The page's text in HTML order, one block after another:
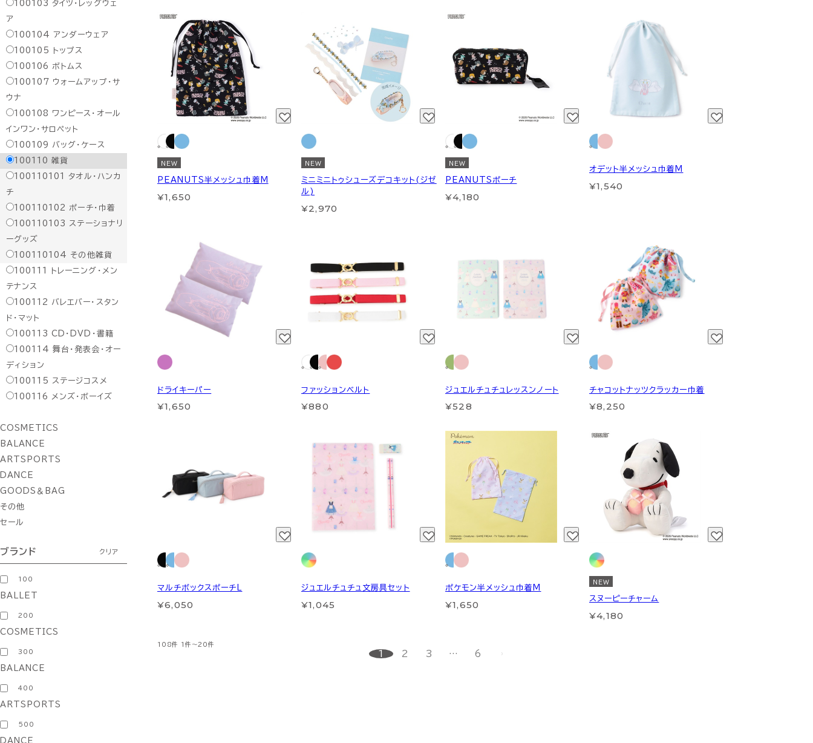
100103 タイツ・レッグウェ
ア
100104 アンダーウェア
100105
トップス
100106
ボトムス
100107
ウォームアップ・サ
ウナ
100108
ワンピース・オール
インワン・サロペット
100109
バッグ・ケース
100110 雑貨
100110101
タオル・ハンカ
チ
100110102
ポーチ・巾着
100110103
ステーショナリ
ーグッズ
100110104
その他雑貨
100111
トレーニング・メン
テナンス
100112
バレエバー・スタン
ド・マット
100113 CD・DVD・書籍
100114 舞台・発表会・オー
ディション
100115
ステージコスメ
100116
メンズ・ボーイズ
COSMETICS
BALANCE
ARTSPORTS
DANCE
GOODS＆BAG
その他
セール
ブランド クリア
100
BALLET
200
COSMETICS
300
BALANCE
400
ARTSPORTS
500
DANCE
NEW
PEANUTS半メッシュ巾着M
¥1,650
NEW
ミニミニトゥシューズデコキット(ジゼ
ル)
¥2,970
NEW
PEANUTSポーチ
¥4,180
オデット半メッシュ巾着M
¥1,540
ドライキーパー
¥1,650
ファッションベルト
¥880
ジュエルチュチュレッスンノート
¥528
チャコットナッツクラッカー巾着
¥8,250
マルチボックスポーチL
¥6,050
ジュエルチュチュ文房具セット
¥1,045
ポケモン半メッシュ巾着M
¥1,650
NEW
スヌーピーチャーム
¥4,180
108件 1件～20件
1 2 3 … 6